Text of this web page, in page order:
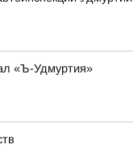
«Ъ-Удмуртия»